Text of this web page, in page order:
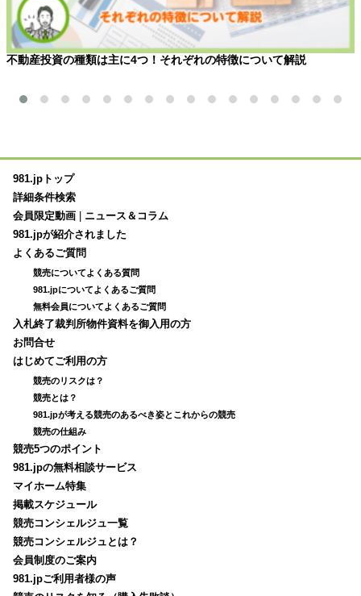
不動産投資の種類は主に4つ！それぞれの特徴について解説
981.jpトップ
詳細条件検索
会員限定動画
ニュース＆コラム
981.jpが紹介されました
よくあるご質問
競売についてよくある質問
981.jpについてよくあるご質問
無料会員についてよくあるご質問
入札終了裁判所物件資料を御入用の方
お問合せ
はじめてご利用の方
競売のリスクは？
競売とは？
981.jpが考える競売のあるべき姿とこれからの競売
競売の仕組み
競売5つのポイント
981.jpの無料相談サービス
マイホーム特集
掲載スケジュール
競売コンシェルジュ一覧
競売コンシェルジュとは？
会員制度のご案内
981.jpご利用者様の声